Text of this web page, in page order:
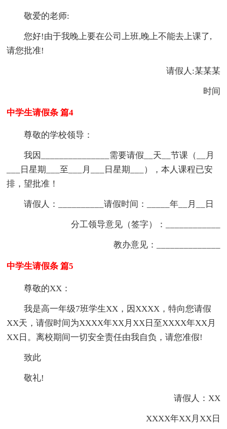
敬爱的老师:
您好!由于我晚上要在公司上班,晚上不能去上课了,
请您批准!
请假人:某某某
时间
中学生请假条 篇4
尊敬的学校领导：
我因_______________需要请假__天__节课（__月
___日星期___至___月___日星期___），本人课程已安
排，望批准！
请假人：__________请假时间：_____年__月__日
分工领导意见（签字）：____________
教办意见：______________
中学生请假条 篇5
尊敬的XX：
我是高一年级7班学生XX，因XXXX，特向您请假
XX天，请假时间为XXXX年XX月XX日至XXXX年XX月
XX日。离校期间一切安全责任由我自负，请您准假!
致此
敬礼!
请假人：XX
XXXX年XX月XX日